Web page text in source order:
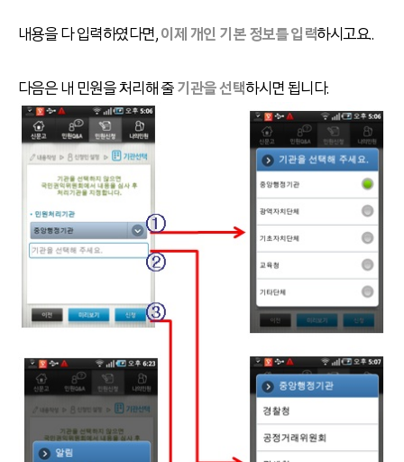
내용을 다 입력하였다면,이제 개인 기본 정보를 입력하시고요..
다음은 내 민원을 처리해 줄기관을 선택하시면 됩니다.